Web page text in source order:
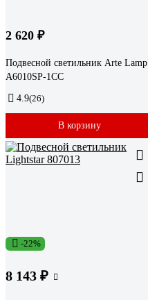
2 620 ₽
Подвесной светильник Arte Lamp
A6010SP-1CC
4.9(26)
В корзину
-22%
8 143 ₽